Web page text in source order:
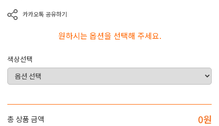
카카오톡 공유하기
원하시는 옵션을 선택해 주세요.
색상선택
총 상품 금액 0원